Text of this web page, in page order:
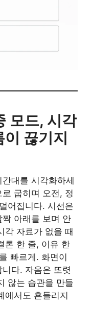
모드, 시각
끊기지
대를 시각화하세
굽히며 오전, 정
어집니다. 시선은
아래를 보며 안
각 자료가 없을 때
론 한 줄, 이유 한
빠르게. 화면이
다. 자음은 또렷
않는 습관을 만들
에서도 흔들리지